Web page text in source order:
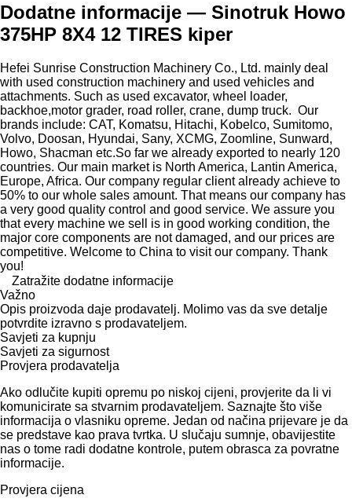
Dodatne informacije — Sinotruk Howo
375HP 8X4 12 TIRES kiper
Hefei Sunrise Construction Machinery Co., Ltd. mainly deal
with used construction machinery and used vehicles and
attachments. Such as used excavator, wheel loader,
backhoe,motor grader, road roller, crane, dump truck. Our
brands include: CAT, Komatsu, Hitachi, Kobelco, Sumitomo,
Volvo, Doosan, Hyundai, Sany, XCMG, Zoomline, Sunward,
Howo, Shacman etc.So far we already exported to nearly 120
countries. Our main market is North America, Lantin America,
Europe, Africa. Our company regular client already achieve to
50% to our whole sales amount. That means our company has
a very good quality control and good service. We assure you
that every machine we sell is in good working condition, the
major core components are not damaged, and our prices are
competitive. Welcome to China to visit our company. Thank
you!
Zatražite dodatne informacije
Važno
Opis proizvoda daje prodavatelj. Molimo vas da sve detalje
potvrdite izravno s prodavateljem.
Savjeti za kupnju
Savjeti za sigurnost
Provjera prodavatelja
Ako odlučite kupiti opremu po niskoj cijeni, provjerite da li vi
komunicirate sa stvarnim prodavateljem. Saznajte što više
informacija o vlasniku opreme. Jedan od načina prijevare je da
se predstave kao prava tvrtka. U slučaju sumnje, obavijestite
nas o tome radi dodatne kontrole, putem obrasca za povratne
informacije.
Provjera cijena